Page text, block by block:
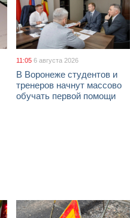
11:05 6 августа 2026
В Воронеже студентов и
тренеров начнут массово
обучать первой помощи